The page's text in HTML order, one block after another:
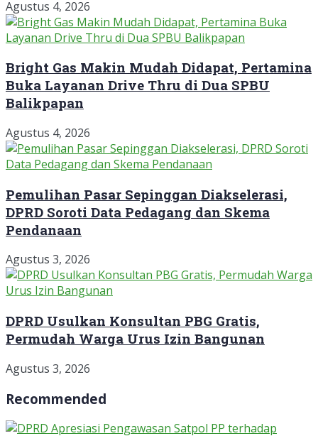
Agustus 4, 2026
Bright Gas Makin Mudah Didapat, Pertamina
Buka Layanan Drive Thru di Dua SPBU
Balikpapan
Agustus 4, 2026
Pemulihan Pasar Sepinggan Diakselerasi,
DPRD Soroti Data Pedagang dan Skema
Pendanaan
Agustus 3, 2026
DPRD Usulkan Konsultan PBG Gratis,
Permudah Warga Urus Izin Bangunan
Agustus 3, 2026
Recommended